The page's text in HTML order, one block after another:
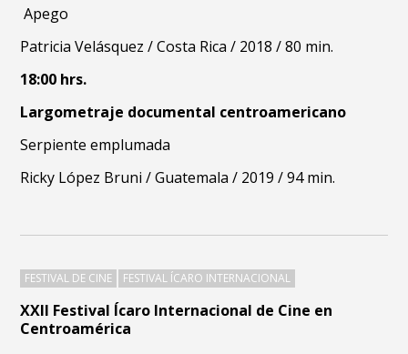
XXII Festival Ícaro Internacional de Cine en
Centroamérica
Apego
Patricia Velásquez / Costa Rica / 2018 / 80 min.
18:00 hrs.
Largometraje documental centroamericano
Serpiente emplumada
Ricky López Bruni / Guatemala / 2019 / 94 min.
FESTIVAL DE CINE FESTIVAL ÍCARO INTERNACIONAL